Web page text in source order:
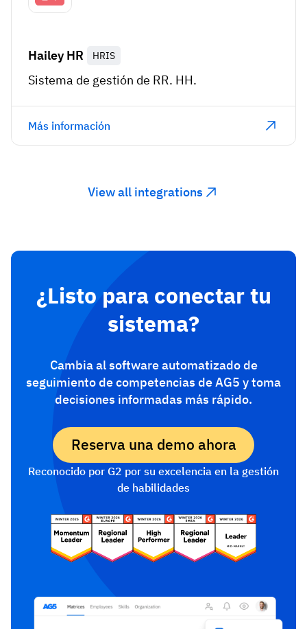
Hailey HR HRIS
Sistema de gestión de RR. HH.
Más información
View all integrations
¿Listo para conectar tu
sistema?
Cambia al software automatizado de
seguimiento de competencias de AG5 y toma
decisiones informadas más rápido.
Reserva una demo ahora
Reconocido por G2 por su excelencia en la gestión
de habilidades